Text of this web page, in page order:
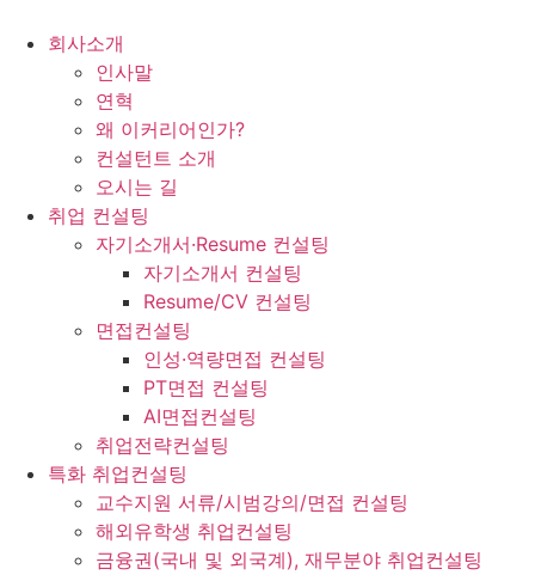
회사소개
인사말
연혁
왜 이커리어인가?
컨설턴트 소개
오시는 길
취업 컨설팅
자기소개서·Resume 컨설팅
자기소개서 컨설팅
Resume/CV 컨설팅
면접컨설팅
인성·역량면접 컨설팅
PT면접 컨설팅
AI면접컨설팅
취업전략컨설팅
특화 취업컨설팅
교수지원 서류/시범강의/면접 컨설팅
해외유학생 취업컨설팅
금융권(국내 및 외국계), 재무분야 취업컨설팅